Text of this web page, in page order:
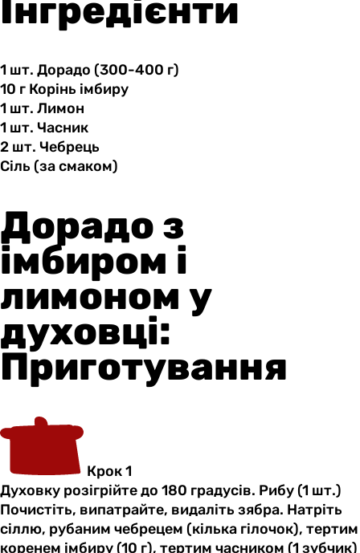
Інгредієнти
1 шт. Дорадо (300-400 г)
10 г Корінь імбиру
1 шт. Лимон
1 шт. Часник
2 шт. Чебрець
Сіль (засмаком)
Дорадо з
імбиром і
лимоном у
духовці:
Приготування
Крок 1
Духовку розігрійте до 180 градусів. Рибу (1 шт.)
Почистіть, випатрайте, видаліть зябра. Натріть
сіллю, рубаним чебрецем (кілька гілочок), тертим
коренем імбиру (10 г), тертим часником (1 зубчик)